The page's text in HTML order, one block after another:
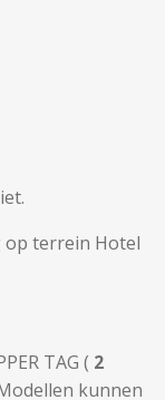
Hotel
TAG ( 2
kunnen